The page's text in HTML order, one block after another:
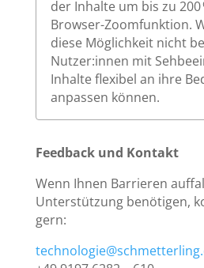
der Inhalte um bis zu
Browser-Zoomfunktion.
diese Möglichkeit nicht
Nutzer:innen mit
Inhalte flexibel an ihre
anpassen können.
Feedback und Kontakt
Wenn Ihnen Barrieren
Unterstützung benötigen,
gern: